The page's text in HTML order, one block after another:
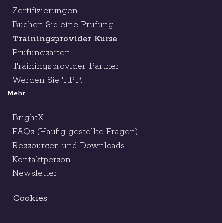
Zertifizierungen
Buchen Sie eine Prüfung
Trainingsprovider Kurse
Prüfungsarten
Trainingsprovider-Partner
Werden Sie T.P.P.
Mehr
BrightX
FAQs (Häufig gestellte Fragen)
Ressourcen und Downloads
Kontaktperson
Newsletter
Cookies